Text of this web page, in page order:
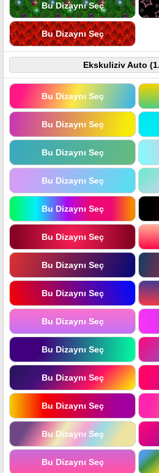
Bu Dizaynı Seç
Bu Dizaynı Seç
Ekskuliziv Auto
Bu Dizaynı Seç
Bu Dizaynı Seç
Bu Dizaynı Seç
Bu Dizaynı Seç
Bu Dizaynı Seç
Bu Dizaynı Seç
Bu Dizaynı Seç
Bu Dizaynı Seç
Bu Dizaynı Seç
Bu Dizaynı Seç
Bu Dizaynı Seç
Bu Dizaynı Seç
Bu Dizaynı Seç
Bu Dizaynı Seç